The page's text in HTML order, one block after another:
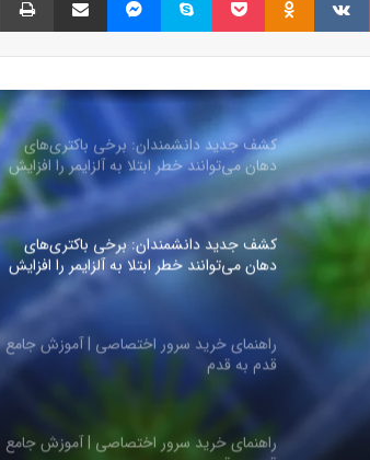
جذاب کره‌ای‌ها
کشف جدید دانشمندان: برخی باکتری‌های
دهان می‌توانند خطر ابتلا به آلزایمر را افزایش
دهند
کشف جدید دانشمندان: برخی باکتری‌های
دهان می‌توانند خطر ابتلا به آلزایمر را افزایش
دهند
راهنمای خرید سرور اختصاصی | آموزش جامع
قدم به قدم
راهنمای خرید سرور اختصاصی | آموزش جامع